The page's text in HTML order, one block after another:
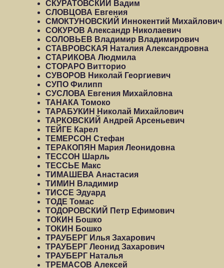
СКУРАТОВСКИЙ Вадим
СЛОВЦОВА Евгения
СМОКТУНОВСКИЙ Иннокентий Михайлович
СОКУРОВ Александр Николаевич
СОЛОВЬЕВ Владимир Владимирович
СТАВРОВСКАЯ Наталия Александровна
СТАРИКОВА Людмила
СТОРАРО Витторио
СУВОРОВ Николай Георгиевич
СУПО Филипп
СУСЛОВА Евгения Михайловна
ТАНАКА Томоко
ТАРАБУКИН Николай Михайлович
ТАРКОВСКИЙ Андрей Арсеньевич
ТЕЙГЕ Карел
ТЕМЕРСОН Стефан
ТЕРАКОПЯН Мария Леонидовна
ТЕССОН Шарль
ТЕССЬЕ Макс
ТИМАШЕВА Анастасия
ТИМИН Владимир
ТИССЕ Эдуард
ТОДЕ Томас
ТОДОРОВСКИЙ Петр Ефимович
ТОКИН Бошко
ТОКИН Бошко
ТРАУБЕРГ Илья Захарович
ТРАУБЕРГ Леонид Захарович
ТРАУБЕРГ Наталья
ТРЕМАСОВ Алексей